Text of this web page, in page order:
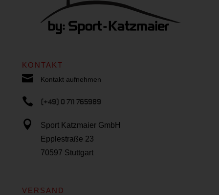
KONTAKT
 Kontakt aufnehmen
 (+49) 0 711 765989

Sport Katzmaier GmbH
Epplestraße 23
70597 Stuttgart
VERSAND